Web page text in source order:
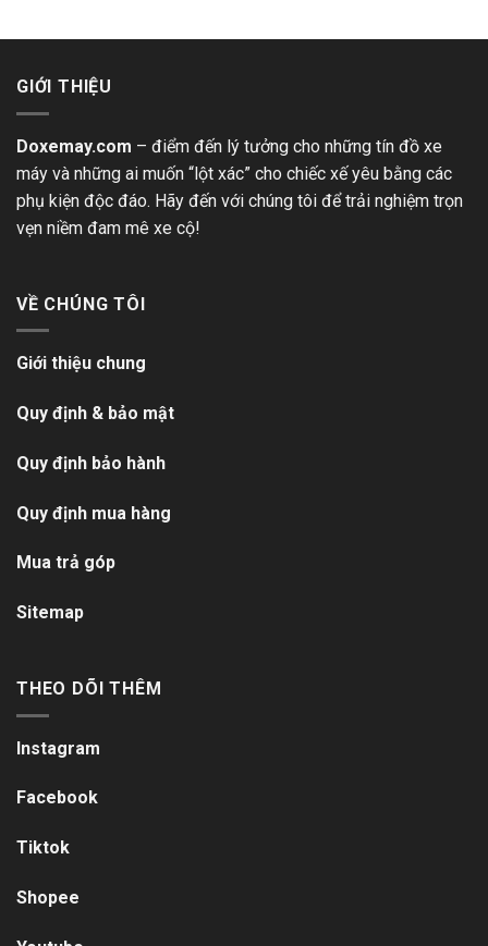
GIỚI THIỆU
Doxemay.com – điểm đến lý tưởng cho những tín đồ xe
máy và những ai muốn “lột xác” cho chiếc xế yêu bằng các
phụ kiện độc đáo. Hãy đến với chúng tôi để trải nghiệm trọn
vẹn niềm đam mê xe cộ!
VỀ CHÚNG TÔI
Giới thiệu chung
Quy định & bảo mật
Quy định bảo hành
Quy định mua hàng
Mua trả góp
Sitemap
THEO DÕI THÊM
Instagram
Facebook
Tiktok
Shopee